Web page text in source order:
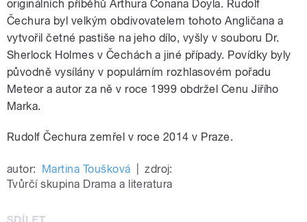
originálních příběhů Arthura Conana Doyla. Rudolf
Čechura byl velkým obdivovatelem tohoto Angličana a
vytvořil četné pastiše na jeho dílo, vyšly v souboru Dr.
Sherlock Holmes v Čechách a jiné případy. Povídky byly
původně vysílány v populárním rozhlasovém pořadu
Meteor a autor za ně v roce 1999 obdržel Cenu Jiřího
Marka.
Rudolf Čechura zemřel v roce 2014 v Praze.
autor: Martina Toušková
zdroj:
Tvůrčí skupina Drama a literatura